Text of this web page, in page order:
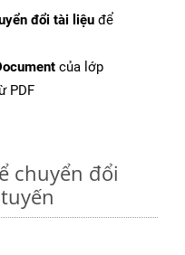
đổi tài liệu để
của lớp
PDF
chuyển đổi